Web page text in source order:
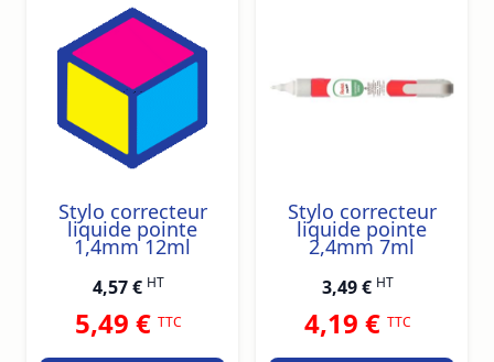
Stylo correcteur
liquide pointe
1,4mm 12ml
4,57 € HT
5,49 € TTC
Stylo correcteur
liquide pointe
2,4mm 7ml
3,49 € HT
4,19 € TTC